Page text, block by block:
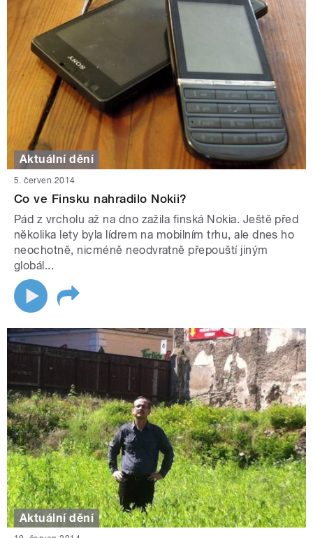
Aktuální dění
5. červen 2014
Co ve Finsku nahradilo Nokii?
Pád z vrcholu až na dno zažila finská Nokia. Ještě před
několika lety byla lídrem na mobilním trhu, ale dnes ho
neochotně, nicméně neodvratně přepouští jiným
globál...
Aktuální dění